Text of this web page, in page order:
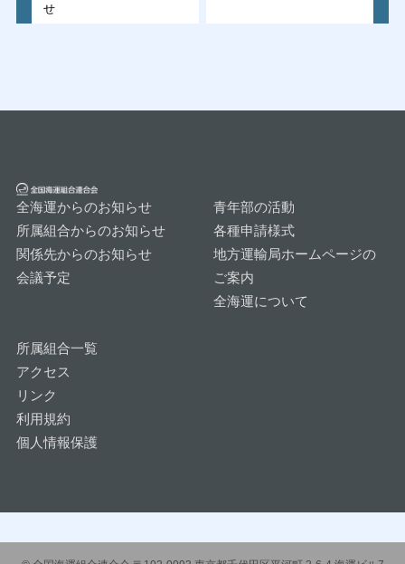
せ
全海運からのお知らせ
所属組合からのお知らせ
関係先からのお知らせ
会議予定
青年部の活動
各種申請様式
地方運輸局ホームページの
ご案内
全海運について
所属組合一覧
アクセス
リンク
利用規約
個人情報保護